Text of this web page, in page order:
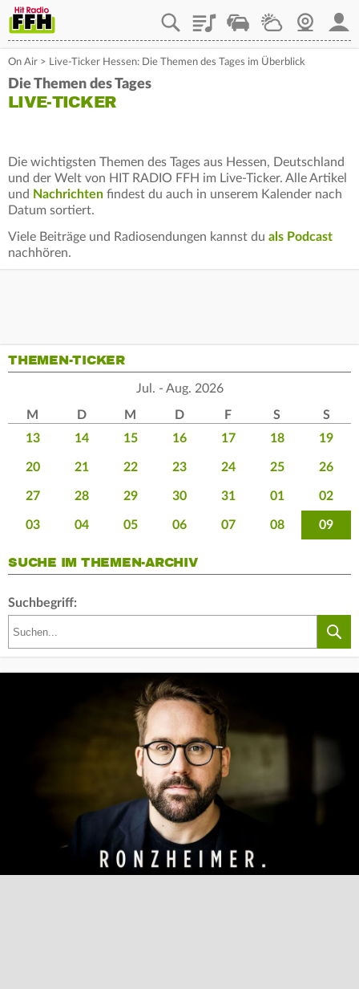
PlaylistStaupilotWetterWebcam
On Air > Live-Ticker Hessen: Die Themen des Tages im Überblick
Die Themen des Tages
LIVE-TICKER
Die wichtigsten Themen des Tages aus Hessen, Deutschland
und der Welt von HIT RADIO FFH im Live-Ticker. Alle Artikel
und Nachrichten findest du auch in unserem Kalender nach
Datum sortiert.
Viele Beiträge und Radiosendungen kannst du als Podcast
nachhören.
THEMEN-TICKER
Jul. - Aug. 2026
M D M D F S
S
13
14 15 16 17 18 19
20 21 22 23 24 25 26
27 28 29 30 31 01 02
03 04 05 06 07 08 09
SUCHE IM THEMEN-ARCHIV
Suchbegriff: